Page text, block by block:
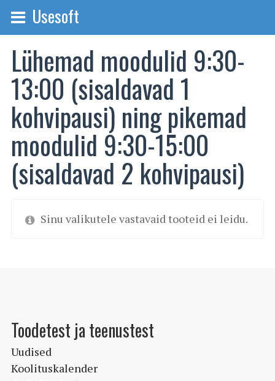
Usesoft
Lühemad moodulid 9:30-
13:00 (sisaldavad 1
kohvipausi) ning pikemad
moodulid 9:30-15:00
(sisaldavad 2 kohvipausi)
Sinu valikutele vastavaid tooteid ei leidu.
Toodetest ja teenustest
Uudised
Koolituskalender